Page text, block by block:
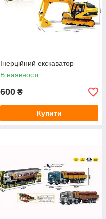
Інерційний екскаватор
В наявності
600 ₴
Купити